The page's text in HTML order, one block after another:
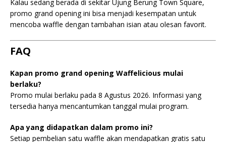
Kalau sedang berada di sekitar Ujung Berung Town Square,
promo grand opening ini bisa menjadi kesempatan untuk
mencoba waffle dengan tambahan isian atau olesan favorit.
FAQ
Kapan promo grand opening Waffelicious mulai
berlaku?
Promo mulai berlaku pada 8 Agustus 2026. Informasi yang
tersedia hanya mencantumkan tanggal mulai program.
Apa yang didapatkan dalam promo ini?
Setiap pembelian satu waffle akan mendapatkan gratis satu